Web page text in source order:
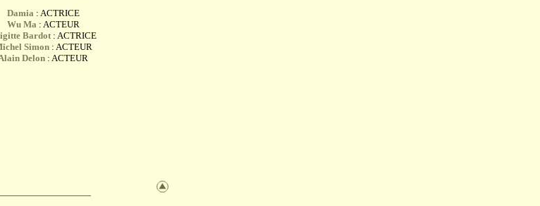
Damia : ACTRICE
Wu Ma : ACTEUR
Bardot : ACTRICE
Simon: ACTEUR
Delon : ACTEUR